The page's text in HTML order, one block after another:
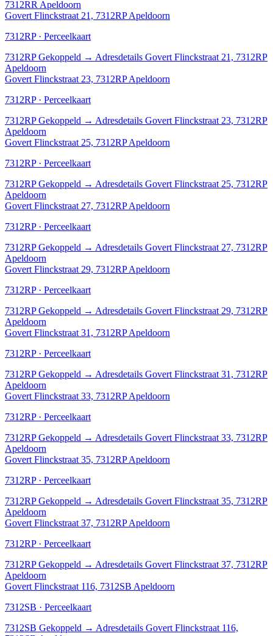
7312RR Apeldoorn
Govert Flinckstraat 21, 7312RP Apeldoorn
7312RP · Perceelkaart
7312RP Gekoppeld → Adresdetails Govert Flinckstraat 21, 7312RP
Apeldoorn
Govert Flinckstraat 23, 7312RP Apeldoorn
7312RP · Perceelkaart
7312RP Gekoppeld → Adresdetails Govert Flinckstraat 23, 7312RP
Apeldoorn
Govert Flinckstraat 25, 7312RP Apeldoorn
7312RP · Perceelkaart
7312RP Gekoppeld → Adresdetails Govert Flinckstraat 25, 7312RP
Apeldoorn
Govert Flinckstraat 27, 7312RP Apeldoorn
7312RP · Perceelkaart
7312RP Gekoppeld → Adresdetails Govert Flinckstraat 27, 7312RP
Apeldoorn
Govert Flinckstraat 29, 7312RP Apeldoorn
7312RP · Perceelkaart
7312RP Gekoppeld → Adresdetails Govert Flinckstraat 29, 7312RP
Apeldoorn
Govert Flinckstraat 31, 7312RP Apeldoorn
7312RP · Perceelkaart
7312RP Gekoppeld → Adresdetails Govert Flinckstraat 31, 7312RP
Apeldoorn
Govert Flinckstraat 33, 7312RP Apeldoorn
7312RP · Perceelkaart
7312RP Gekoppeld → Adresdetails Govert Flinckstraat 33, 7312RP
Apeldoorn
Govert Flinckstraat 35, 7312RP Apeldoorn
7312RP · Perceelkaart
7312RP Gekoppeld → Adresdetails Govert Flinckstraat 35, 7312RP
Apeldoorn
Govert Flinckstraat 37, 7312RP Apeldoorn
7312RP · Perceelkaart
7312RP Gekoppeld → Adresdetails Govert Flinckstraat 37, 7312RP
Apeldoorn
Govert Flinckstraat 116, 7312SB Apeldoorn
7312SB · Perceelkaart
7312SB Gekoppeld → Adresdetails Govert Flinckstraat 116,